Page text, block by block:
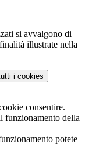
si avvalgono di
illustrate nella
i cookies
consentire.
funzionamento della
potete